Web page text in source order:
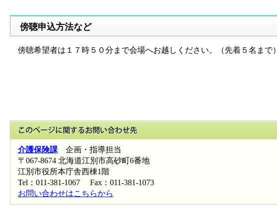
傍聴申込方法など
傍聴希望者は１７時５０分まで会場へお越しください。（先着５名まで）
介護保険課 企画・指導担当
〒067-8674 北海道江別市高砂町6番地
江別市役所本庁舎西棟1階
Tel：011-381-1067 Fax：011-381-1073
お問い合わせはこちらから